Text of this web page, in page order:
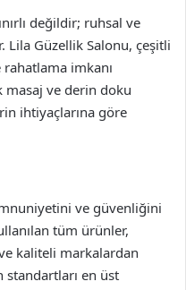
değildir; ruhsal ve
Lila Güzellik Salonu, çeşitli
imkanı
masaj ve derin doku
ihtiyaçlarına göre
ve güvenliğini
tüm ürünler,
kaliteli markalardan
standartları en üst